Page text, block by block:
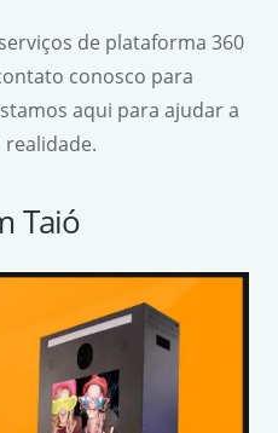
de plataforma 360
conosco para
aqui para ajudar a
Taió